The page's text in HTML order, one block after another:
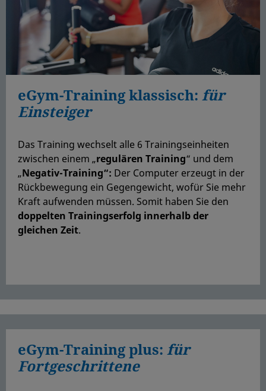
eGym-Training klassisch: für
Einsteiger
Das Training wechselt alle 6 Trainingseinheiten
zwischen einem „regulären Training“ und dem
„Negativ-Training“: Der Computer erzeugt in der
Rückbewegung ein Gegengewicht, wofür Sie mehr
Kraft aufwenden müssen. Somit haben Sie den
doppelten Trainingserfolg innerhalb der
gleichen Zeit.
eGym-Training plus: für
Fortgeschrittene